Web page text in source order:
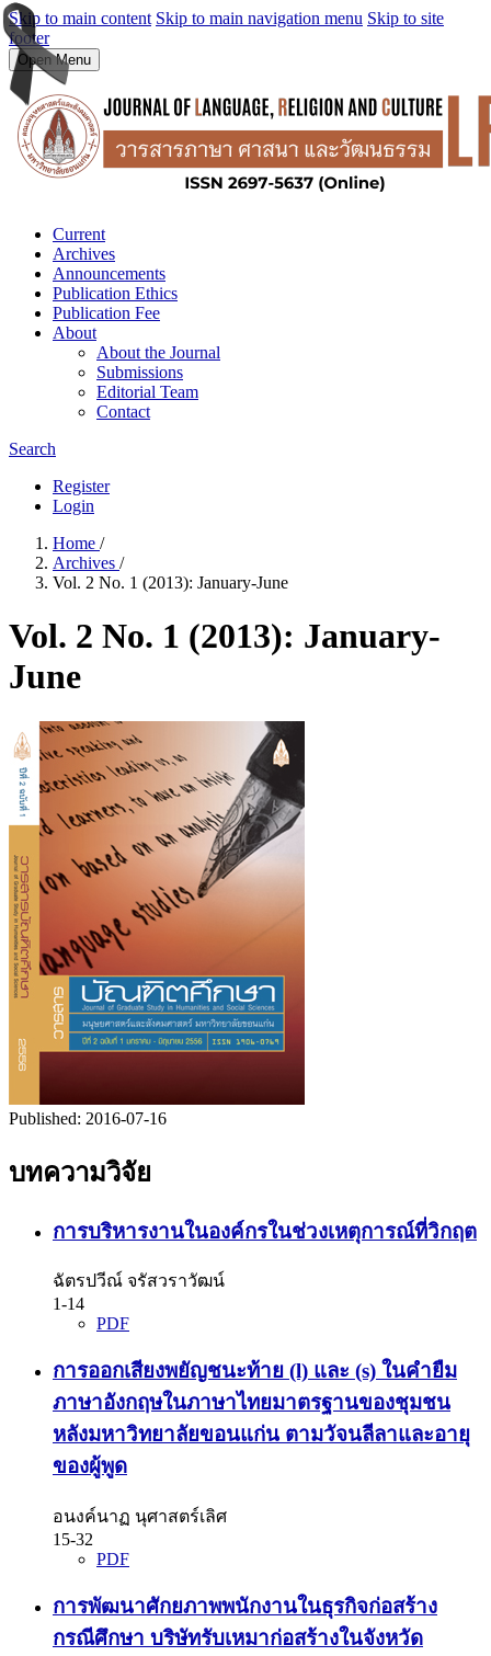
Skip to main content Skip to main navigation menu Skip to site
footer
Open Menu
Current
Archives
Announcements
Publication Ethics
Publication Fee
About
About the Journal
Submissions
Editorial Team
Contact
Search
Register
Login
Home /
Archives /
Vol. 2 No. 1 (2013): January-June
Vol. 2 No. 1 (2013): January-
June
Published: 2016-07-16
บทความวิจัย
การบริหารงานในองค์กรในช่วงเหตุการณ์ที่วิกฤต
ฉัตรปวีณ์ จรัสวราวัฒน์
1-14
PDF
การออกเสียงพยัญชนะท้าย (l) และ (s) ในคำยืม
ภาษาอังกฤษในภาษาไทยมาตรฐานของชุมชน
หลังมหาวิทยาลัยขอนแก่น ตามวัจนลีลาและอายุ
ของผู้พูด
อนงค์นาฏ นุศาสตร์เลิศ
15-32
PDF
การพัฒนาศักยภาพพนักงานในธุรกิจก่อสร้าง
กรณีศึกษา บริษัทรับเหมาก่อสร้างในจังหวัด